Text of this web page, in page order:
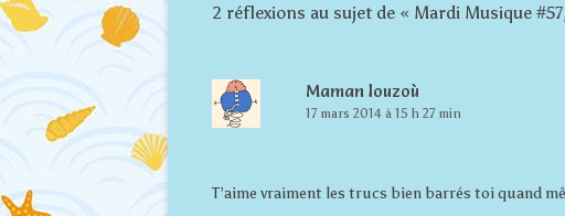
2 réflexions au sujet de « Mardi Musique
Maman louzoù
17 mars 2014 à 15 h 27 min
T’aime vraiment les trucs bien barrés toi quand